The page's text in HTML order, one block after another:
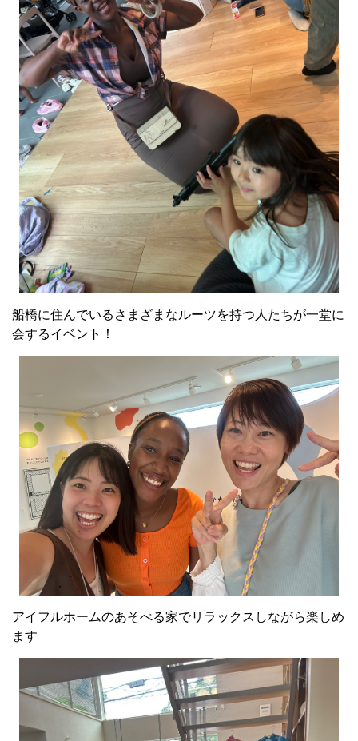
船橋に住んでいるさまざまなルーツを持つ人たちが一堂に
会するイベント！
アイフルホームのあそべる家でリラックスしながら楽しめ
ます